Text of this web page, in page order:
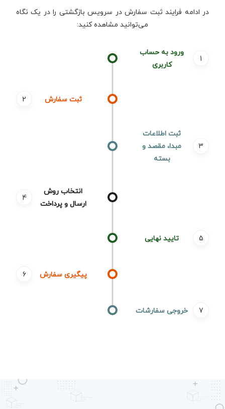
در ادامه فرایند ثبت سفارش در سرویس بازگشتی را در یک نگاه
می‌توانید مشاهده کنید:
ورود به حساب
کاربری
ثبت سفارش
ثبت اطلاعات
مبدا، مقصد و
بسته
انتخاب روش
ارسال و پرداخت
تایید نهایی
پیگیری سفارش
خروجی سفارشات